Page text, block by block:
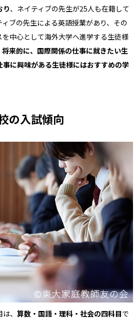
り、ネイティブの先生が25人も在籍して
ブの先生による英語授業があり、その
中心として海外大学へ進学する生徒様
将来的に、国際関係の仕事に就きたい生
に興味がある生徒様にはおすすめの学
の入試傾向
、 算数・国語・理科・社会の四科目で